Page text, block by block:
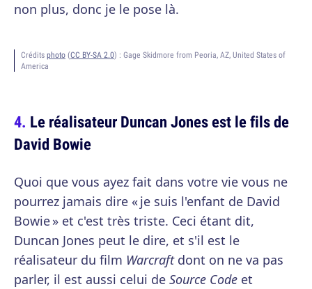
non plus, donc je le pose là.
Crédits photo (CC BY-SA 2.0) : Gage Skidmore from Peoria, AZ, United States of
America
Le réalisateur Duncan Jones est le fils de
David Bowie
Quoi que vous ayez fait dans votre vie vous ne
pourrez jamais dire « je suis l'enfant de David
Bowie » et c'est très triste. Ceci étant dit,
Duncan Jones peut le dire, et s'il est le
réalisateur du film Warcraftdont on ne va pas
parler, il est aussi celui de Source Code et